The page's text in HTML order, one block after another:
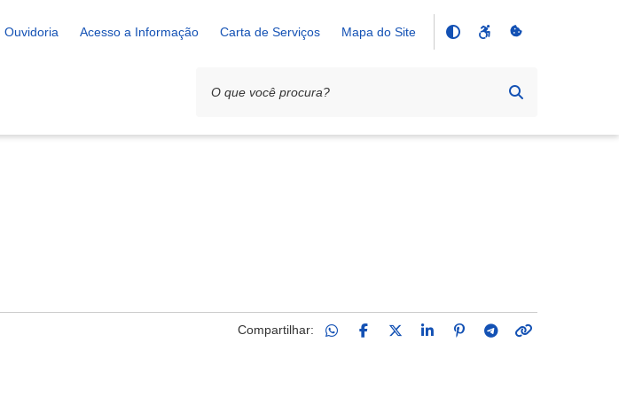
Ouvidoria Acesso a Informação Carta de Serviços Mapa do Site
Compartilhar: